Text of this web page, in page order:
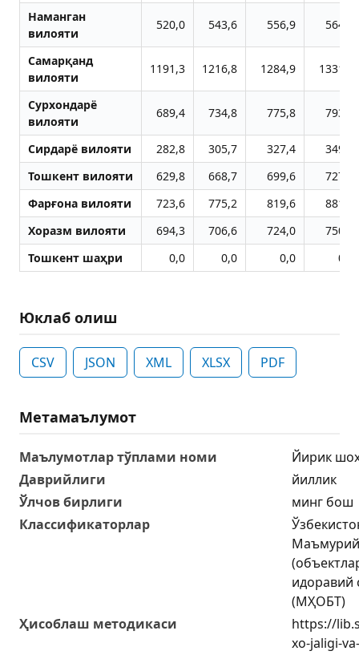
Наманган
вилояти
520,0 543,6 556,9 564,5
Самарқанд
вилояти
1191,3 1216,8 1284,9 1331,8
Сурхондарё
вилояти
689,4 734,8 775,8 793,8
Сирдарё вилояти 282,8 305,7 327,4
349,2
Тошкент вилояти
629,8 668,7 699,6
727,2
Фарғона вилояти
723,6 775,2 819,6
881,1
Хоразм вилояти
694,3 706,6 724,0
750,5
Тошкент шаҳри
0,0 0,0 0,0 0,0
Юклаб олиш
CSV JSON XML XLSX PDF
Метамаълумот
Маълумотлар тўплами номи
Йирик
Даврийлиги
йиллик
Ўлчов бирлиги
минг бош
Классификаторлар
идоравий
(МҲОБТ)
Ҳисоблаш методикаси
https://
xo-jaligi-